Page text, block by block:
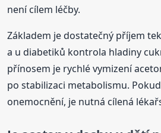
není cílem léčby.
Základem je dostatečný příjem
a u diabetiků kontrola hladiny
přínosem je rychlé vymizení
po stabilizaci metabolismu.
onemocnění, je nutná cílená